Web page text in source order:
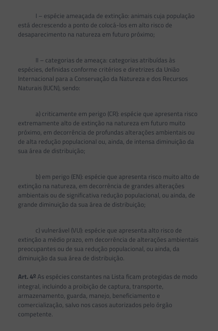
I – espécie ameaçada de extinção: animais cuja população
está decrescendo a ponto de colocá-los em alto risco de
desaparecimento na natureza em futuro próximo;
II – categorias de ameaça: categorias atribuídas às
espécies, definidas conforme critérios e diretrizes da União
Internacional para a Conservação da Natureza e dos Recursos
Naturais (IUCN), sendo:
a) criticamente em perigo (CR): espécie que apresenta risco
extremamente alto de extinção na natureza em futuro muito
próximo, em decorrência de profundas alterações ambientais ou
de alta redução populacional ou, ainda, de intensa diminuição da
sua área de distribuição;
b) em perigo (EN): espécie que apresenta risco muito alto de
extinção na natureza, em decorrência de grandes alterações
ambientais ou de significativa redução populacional, ou ainda, de
grande diminuição da sua área de distribuição;
c) vulnerável (VU): espécie que apresenta alto risco de
extinção a médio prazo, em decorrência de alterações ambientais
preocupantes ou de sua redução populacional, ou ainda, da
diminuição da sua área de distribuição.
Art. 4oAs espécies constantes na Lista ficam protegidas de modo
integral, incluindo a proibição de captura, transporte,
armazenamento, guarda, manejo, beneficiamento e
comercialização, salvo nos casos autorizados pelo órgão
competente.